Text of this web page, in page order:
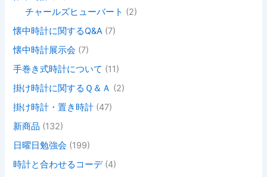
チャールズヒューバート (2)
懐中時計に関するQ&A (7)
懐中時計展示会 (7)
手巻き式時計について (11)
掛け時計に関するＱ＆Ａ (2)
掛け時計・置き時計 (47)
新商品 (132)
日曜日勉強会 (199)
時計と合わせるコーデ(4)